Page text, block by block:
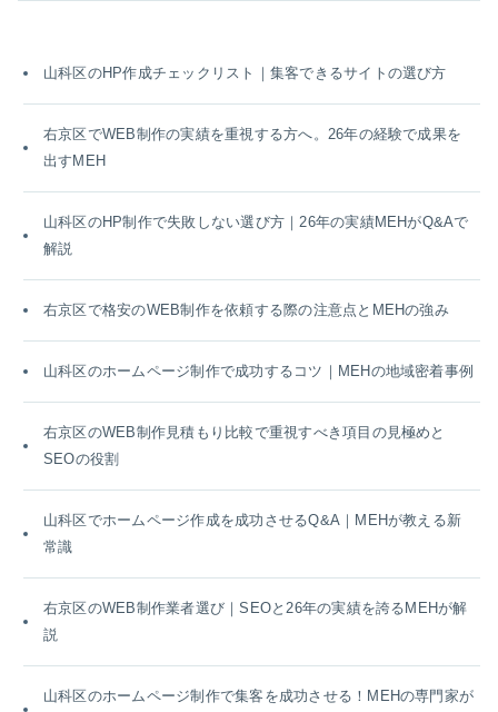
山科区のHP作成チェックリスト｜集客できるサイトの選び方
右京区でWEB制作の実績を重視する方へ。26年の経験で成果を
出すMEH
山科区のHP制作で失敗しない選び方｜26年の実績MEHがQ&Aで
解説
右京区で格安のWEB制作を依頼する際の注意点とMEHの強み
山科区のホームページ制作で成功するコツ｜MEHの地域密着事例
右京区のWEB制作見積もり比較で重視すべき項目の見極めと
SEOの役割
山科区でホームページ作成を成功させるQ&A｜MEHが教える新
常識
右京区のWEB制作業者選び｜SEOと26年の実績を誇るMEHが解
説
山科区のホームページ制作で集客を成功させる！MEHの専門家が